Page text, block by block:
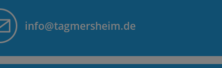
info@tagmersheim.de